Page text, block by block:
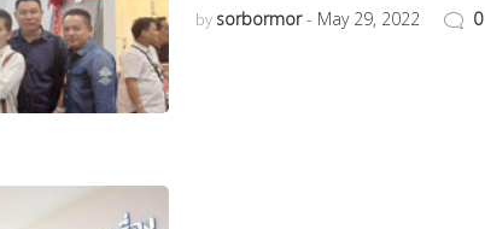
by sorbormor May 29, 2022 0